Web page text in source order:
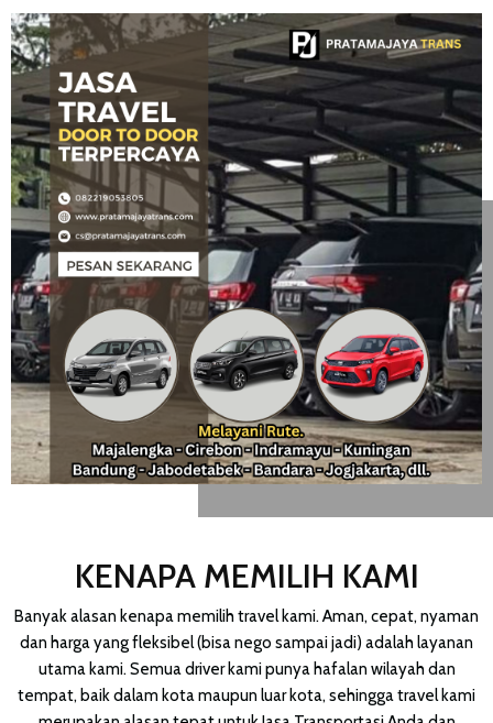
KENAPA MEMILIH KAMI
Banyak alasan kenapa memilih travel kami. Aman, cepat, nyaman
dan harga yang fleksibel (bisa nego sampai jadi) adalah layanan
utama kami. Semua driver kami punya hafalan wilayah dan
tempat, baik dalam kota maupun luar kota, sehingga travel kami